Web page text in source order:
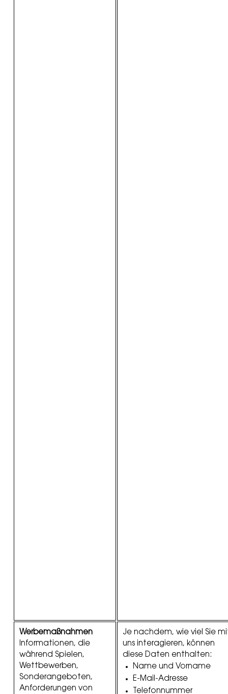
Werbemaßnahmen
Informationen, die
während Spielen,
Wettbewerben,
Sonderangeboten,
Anforderungen von
Je nachdem, wie viel Sie
uns interagieren, können
diese Daten enthalten:
Name und Vorname
E-Mail-Adresse
Telefonnummer